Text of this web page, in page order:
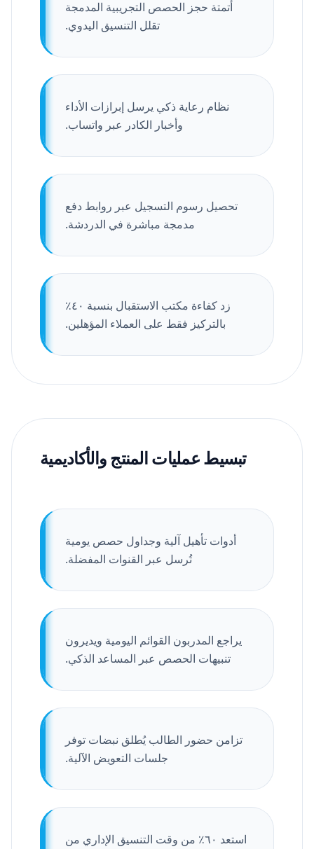
أتمتة حجز الحصص التجريبية المدمجة
تقلل التنسيق اليدوي.
نظام رعاية ذكي يرسل إبرازات الأداء
وأخبار الكادر عبر واتساب.
تحصيل رسوم التسجيل عبر روابط دفع
مدمجة مباشرة في الدردشة.
زد كفاءة مكتب الاستقبال بنسبة ٤٠٪
بالتركيز فقط على العملاء المؤهلين.
تبسيط عمليات المنتج والأكاديمية
أدوات تأهيل آلية وجداول حصص يومية
تُرسل عبر القنوات المفضلة.
يراجع المدربون القوائم اليومية ويديرون
تنبيهات الحصص عبر المساعد الذكي.
تزامن حضور الطالب يُطلق نبضات توفر
جلسات التعويض الآلية.
استعد ٦٠٪ من وقت التنسيق الإداري من